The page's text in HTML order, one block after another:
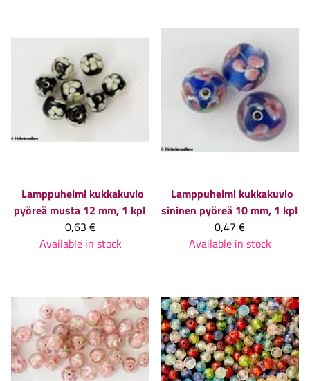
Lamppuhelmi kukkakuvio
pyöreä musta 12 mm, 1 kpl
0,63 €
Available in stock
Lamppuhelmi kukkakuvio
sininen pyöreä 10 mm, 1 kpl
0,47 €
Available in stock